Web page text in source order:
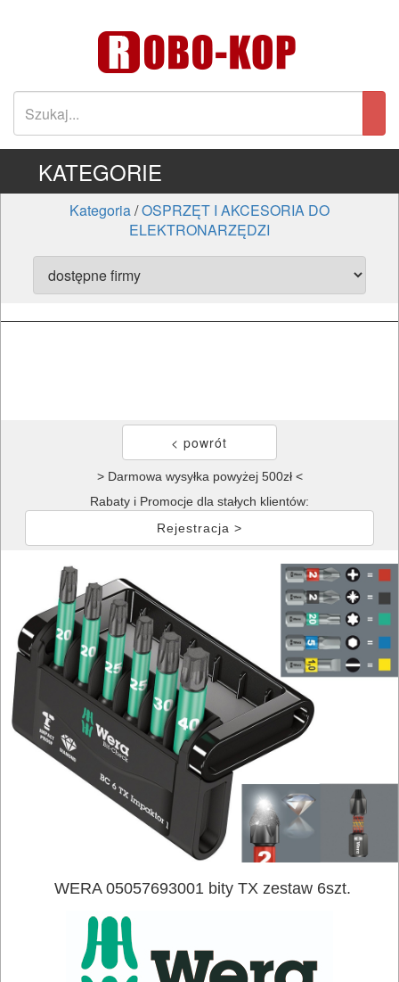
ELEKTRONARZĘDZIA
SIECIOWE
KATEGORIE
Kategoria/OSPRZĘT I AKCESORIA DO
ELEKTRONARZĘDZI
> Darmowa wysyłka powyżej 500zł <
Rabaty i Promocje dla stałych klientów:
Rejestracja >
WERA 05057693001 bity TX zestaw 6szt.